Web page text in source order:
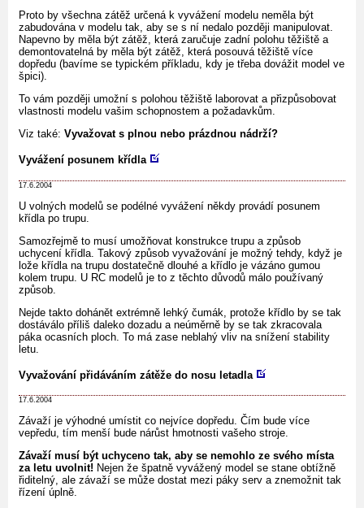
Proto by všechna zátěž určená k vyvážení modelu neměla být
zabudována v modelu tak, aby se s ní nedalo později manipulovat.
Napevno by měla být zátěž, která zaručuje zadní polohu těžiště a
demontovatelná by měla být zátěž, která posouvá těžiště více
dopředu (bavíme se typickém příkladu, kdy je třeba dovážit model ve
špici).
To vám později umožní s polohou těžiště laborovat a přizpůsobovat
vlastnosti modelu vašim schopnostem a požadavkům.
Viz také: Vyvažovat s plnou nebo prázdnou nádrží?
Vyvážení posunem křídla
17.6.2004
U volných modelů se podélné vyvážení někdy provádí posunem
křídla po trupu.
Samozřejmě to musí umožňovat konstrukce trupu a způsob
uchycení křídla. Takový způsob vyvažování je možný tehdy, když je
lože křídla na trupu dostatečně dlouhé a křídlo je vázáno gumou
kolem trupu. U RC modelů je to z těchto důvodů málo používaný
způsob.
Nejde takto dohánět extrémně lehký čumák, protože křídlo by se tak
dostáválo příliš daleko dozadu a neúměrně by se tak zkracovala
páka ocasních ploch. To má zase neblahý vliv na snížení stability
letu.
Vyvažování přidáváním zátěže do nosu letadla
17.6.2004
Závaží je výhodné umístit co nejvíce dopředu. Čím bude více
vepředu, tím menší bude nárůst hmotnosti vašeho stroje.
Závaží musí být uchyceno tak, aby se nemohlo ze svého místa
za letu uvolnit! Nejen že špatně vyvážený model se stane obtížně
řiditelný, ale závaží se může dostat mezi páky serv a znemožnit tak
řízení úplně.